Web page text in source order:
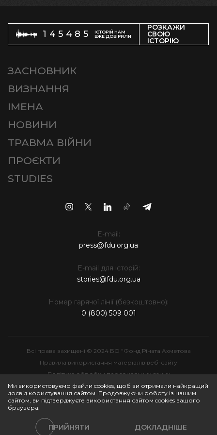
145485
ІСТОРІЙ НАМ
ВЖЕ ДОВІРИЛИ
РОЗКАЖИ
СВОЮ
ІСТОРІЮ
ЗАСНОВНИК
ВИЗНАННЯ
ІМЕНА
НОВИНИ
ТРАВМА ВІЙНИ
ПРОЄКТИ
STUDIES
E-mail:
press@fdu.org.ua
E-mail для історій:
stories@fdu.org.ua
Номер гарячої лінії (безкоштовно):
0 (800) 509 001
Всі права захищені © 2024 БО "Фонд Ріната Ахметова
Правила використання матеріалів веб-сайту
Політика обробки персональних даних
Інтелектуальна власність
Ми використовуємо файли cookies, щоб ви отримали найкращий
досвід користування сайтом. Продовжуючи роботу із нашим
сайтом, ви підтверджуєте використання сайтом cookies вашого
браузера.
ПРИЙНЯТИ ДОКЛАДНІШЕ
Політики сайту